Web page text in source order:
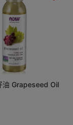
油 Grapeseed Oil